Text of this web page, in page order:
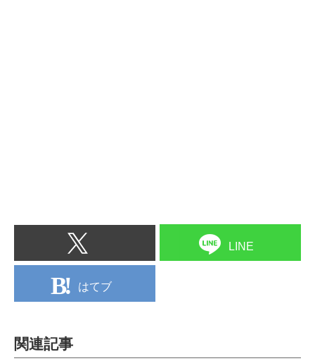
LINE
はてブ
関連記事